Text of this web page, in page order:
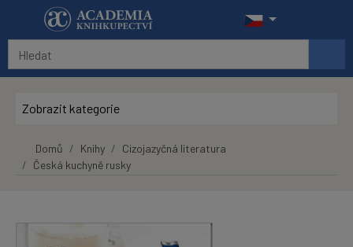
Přeskočit na hlavní obsah
Zobrazit kategorie
Domů Knihy
Cizojazyčná literatura
Česká kuchyně rusky